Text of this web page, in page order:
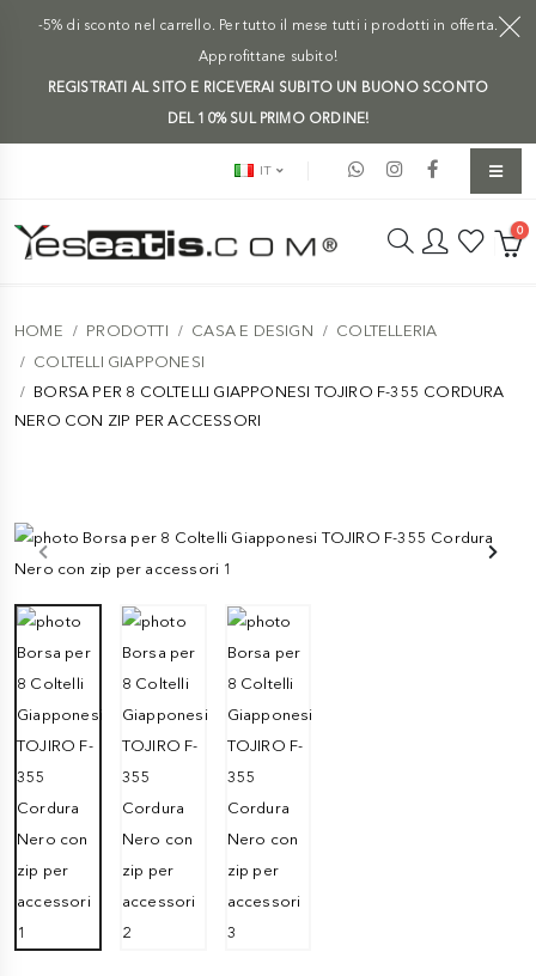
-5% di sconto nel carrello. Per tutto il mese tutti i prodotti in offerta.
Approfittane subito!
REGISTRATI AL SITO E RICEVERAI SUBITO UN BUONO SCONTO
DEL 10% SUL PRIMO ORDINE!
IT
0
HOME PRODOTTI CASA E DESIGN
COLTELLERIA
COLTELLI GIAPPONESI
BORSA PER 8 COLTELLI GIAPPONESI TOJIRO F-355 CORDURA
NERO CON ZIP PER ACCESSORI